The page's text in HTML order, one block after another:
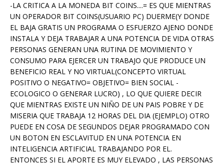
-LA CRITICA A LA MONEDA BIT COINS....= ES QUE MIENTRAS
UN OPERADOR BIT COINS(USUARIO PC) DUERME(Y DONDE
EL BAJA GRATIS UN PROGRAMA O ESFUERZO AJENO DONDE
INSTALA Y DEJA TRABAJAR A UNA POTENCIA DE VIDA OTRAS
PERSONAS GENERAN UNA RUTINA DE MOVIMIENTO Y
CONSUMO PARA EJERCER UN TRABAJO QUE PRODUCE UN
BENEFICIO REAL Y NO VIRTUAL(CONCEPTO VIRTUAL
POSITIVO O NEGATIVO= OBJETIVO= BIEN SOCIAL -
ECOLOGICO O GENERAR LUCRO) , LO QUE QUIERE DECIR
QUE MIENTRAS EXISTE UN NIÑO DE UN PAIS POBRE Y DE
MISERIA QUE TRABAJA 12 HORAS DEL DIA (EJEMPLO) OTRO
PUEDE EN COSA DE SEGUNDOS DEJAR PROGRAMADO CON
UN BOTON EN ESCLAVITUD EN UNA POTENCIA EN
INTELIGENCIA ARTIFICIAL TRABAJANDO POR EL.
ENTONCES SI EL APORTE ES MUY ELEVADO , LAS PERSONAS